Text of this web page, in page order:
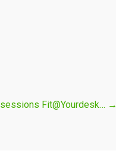
Fit@Yourdesk… →